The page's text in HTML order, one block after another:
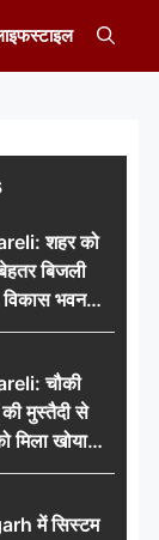
शहर को
बिजली
विकास भवन
करोड़ों से
चौकी
की मुस्तैदी से
मिला खोया
दस्तावेज
का जताया
में सिस्टम